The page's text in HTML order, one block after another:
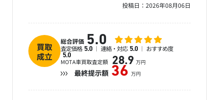
投稿日： 2026年08月06日
買取
成立
総合評価 5.0
査定価格 5.0 連絡・対応 5.0 おすすめ度
5.0
MOTA車買取査定額 28.9 万円
最終提示額 36 万円